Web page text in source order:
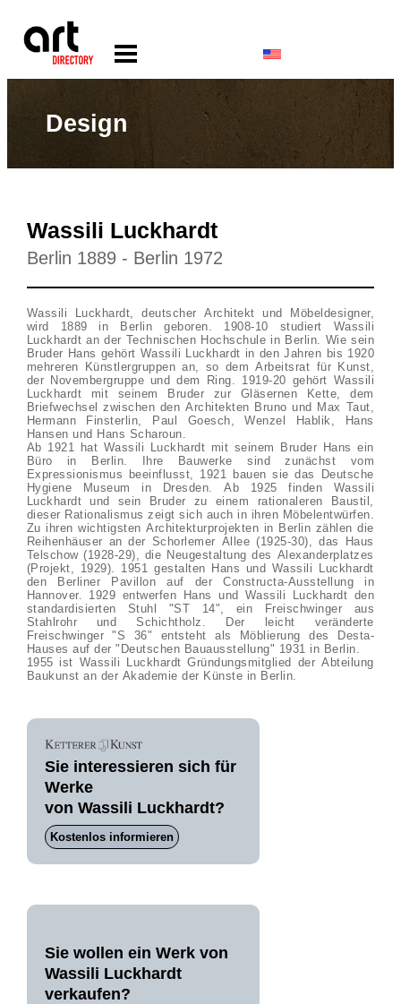
Design
Wassili Luckhardt
Berlin 1889 - Berlin 1972
Wassili Luckhardt, deutscher Architekt und Möbeldesigner,
wird 1889 in Berlin geboren. 1908-10 studiert Wassili
Luckhardt an der Technischen Hochschule in Berlin. Wie sein
Bruder Hans gehört Wassili Luckhardt in den Jahren bis 1920
mehreren Künstlergruppen an, so dem Arbeitsrat für Kunst,
der Novembergruppe und dem Ring. 1919-20 gehört Wassili
Luckhardt mit seinem Bruder zur Gläsernen Kette, dem
Briefwechsel zwischen den Architekten Bruno und Max Taut,
Hermann Finsterlin, Paul Goesch, Wenzel Hablik, Hans
Hansen und Hans Scharoun.
Ab 1921 hat Wassili Luckhardt mit seinem Bruder Hans ein
Büro in Berlin. Ihre Bauwerke sind zunächst vom
Expressionismus beeinflusst, 1921 bauen sie das Deutsche
Hygiene Museum in Dresden. Ab 1925 finden Wassili
Luckhardt und sein Bruder zu einem rationaleren Baustil,
dieser Rationalismus zeigt sich auch in ihren Möbelentwürfen.
Zu ihren wichtigsten Architekturprojekten in Berlin zählen die
Reihenhäuser an der Schorlemer Allee (1925-30), das Haus
Telschow (1928-29), die Neugestaltung des Alexanderplatzes
(Projekt, 1929). 1951 gestalten Hans und Wassili Luckhardt
den Berliner Pavillon auf der Constructa-Ausstellung in
Hannover. 1929 entwerfen Hans und Wassili Luckhardt den
standardisierten Stuhl "ST 14", ein Freischwinger aus
Stahlrohr und Schichtholz. Der leicht veränderte
Freischwinger "S 36" entsteht als Möblierung des Desta-
Hauses auf der "Deutschen Bauausstellung" 1931 in Berlin.
1955 ist Wassili Luckhardt Gründungsmitglied der Abteilung
Baukunst an der Akademie der Künste in Berlin.
Sie interessieren sich für
Werke
von Wassili Luckhardt?
Kostenlos informieren
Sie wollen ein Werk von
Wassili Luckhardt
verkaufen?